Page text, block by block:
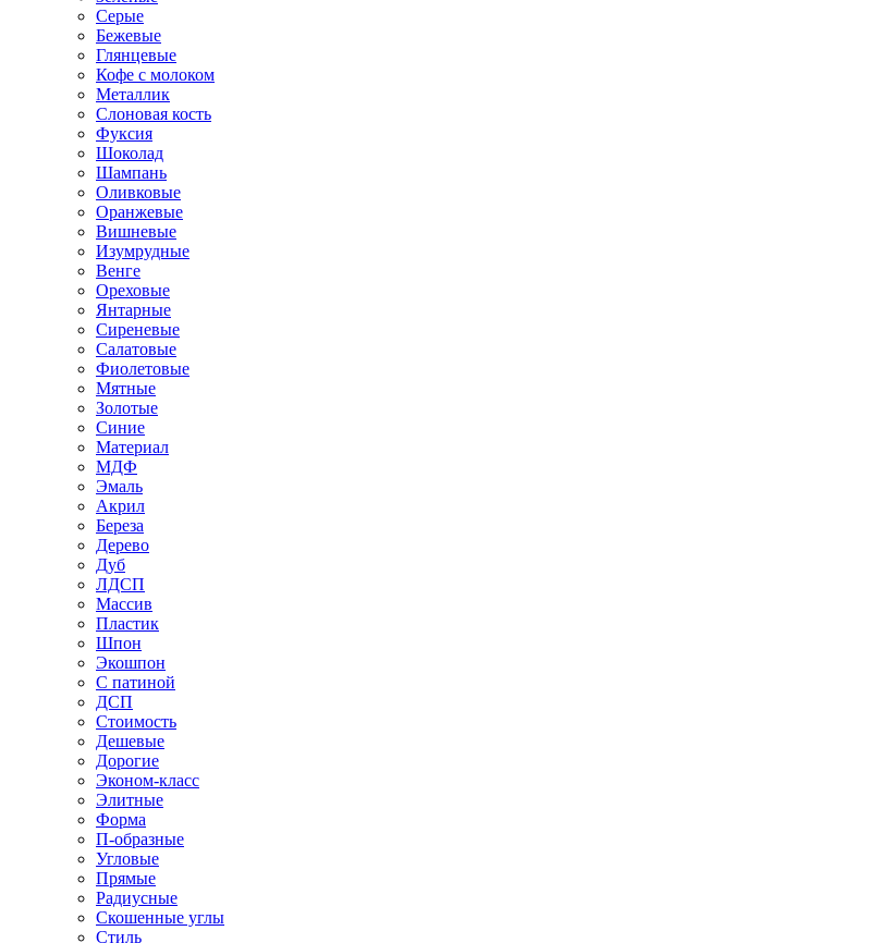
Серые
Бежевые
Глянцевые
Кофе с молоком
Металлик
Слоновая кость
Фуксия
Шоколад
Шампань
Оливковые
Оранжевые
Вишневые
Изумрудные
Венге
Ореховые
Янтарные
Сиреневые
Салатовые
Фиолетовые
Мятные
Золотые
Синие
Материал
МДФ
Эмаль
Акрил
Береза
Дерево
Дуб
ЛДСП
Массив
Пластик
Шпон
Экошпон
С патиной
ДСП
Стоимость
Дешевые
Дорогие
Эконом-класс
Элитные
Форма
П-образные
Угловые
Прямые
Радиусные
Скошенные углы
Стиль